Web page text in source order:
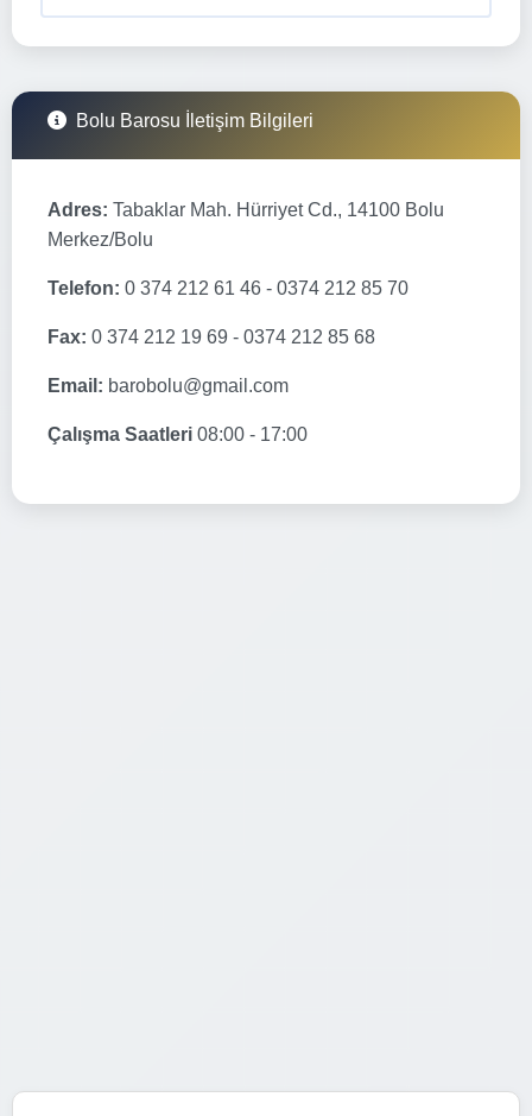
Bolu Barosu İletişim Bilgileri
Adres: Tabaklar Mah. Hürriyet Cd., 14100 Bolu
Merkez/Bolu
Telefon: 0 374 212 61 46 - 0374 212 85 70
Fax: 0 374 212 19 69 - 0374 212 85 68
Email: barobolu@gmail.com
Çalışma Saatleri 08:00 - 17:00